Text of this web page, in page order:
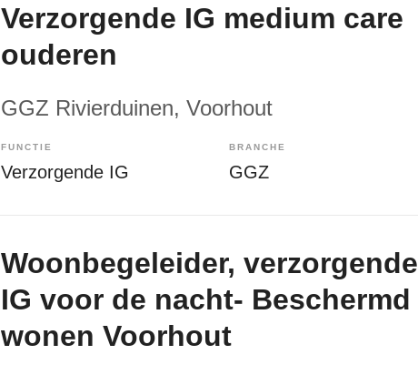
Verzorgende IG medium care
ouderen
GGZ Rivierduinen, Voorhout
FUNCTIE
Verzorgende IG
BRANCHE
GGZ
Woonbegeleider, verzorgende
IG voor de nacht- Beschermd
wonen Voorhout